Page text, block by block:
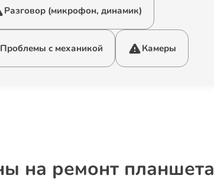
Разговор (микрофон, динамик)
Проблемы с механикой Камеры
на ремонт планшета